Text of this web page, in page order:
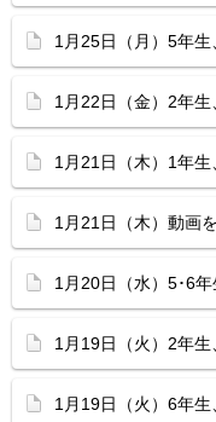
1月25日（月）5年
1月22日（金）2年
1月21日（木）1年
1月21日（木）動画
1月20日（水）5･6
1月19日（火）2年
1月19日（火）6年